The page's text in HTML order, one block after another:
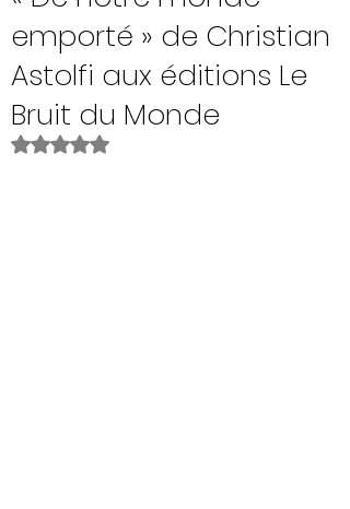
emporté » de Christian
Astolfi aux éditions Le
Bruit du Monde
Noté NaN étoiles sur 5.